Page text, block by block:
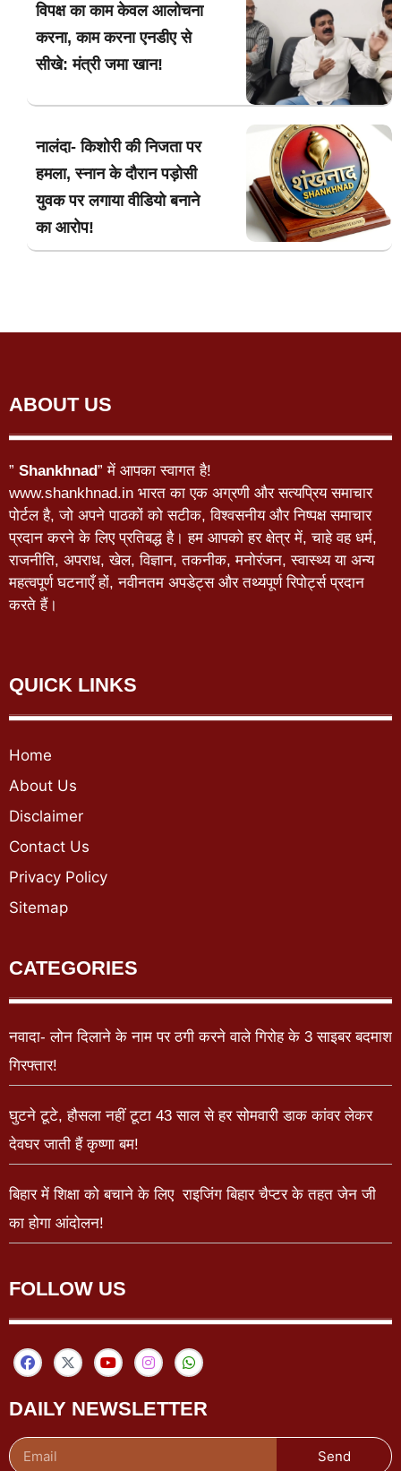
विपक्ष का काम केवल आलोचना
करना, काम करना एनडीए से
सीखे: मंत्री जमा खान!
नालंदा- किशोरी की निजता पर
हमला, स्नान के दौरान पड़ोसी
युवक पर लगाया वीडियो बनाने
का आरोप!
ABOUT US
” Shankhnad” में आपका स्वागत है!
www.shankhnad.in भारत का एक अग्रणी और सत्यप्रिय समाचार
पोर्टल है, जो अपने पाठकों को सटीक, विश्वसनीय और निष्पक्ष समाचार
प्रदान करने के लिए प्रतिबद्ध है। हम आपको हर क्षेत्र में, चाहे वह धर्म,
राजनीति, अपराध, खेल, विज्ञान, तकनीक, मनोरंजन, स्वास्थ्य या अन्य
महत्वपूर्ण घटनाएँ हों, नवीनतम अपडेट्स और तथ्यपूर्ण रिपोर्ट्स प्रदान
करते हैं।
QUICK LINKS
Home
About Us
Disclaimer
Contact Us
Privacy Policy
Sitemap
CATEGORIES
नवादा- लोन दिलाने के नाम पर ठगी करने वाले गिरोह के 3 साइबर बदमाश
गिरफ्तार!
घुटने टूटे, हौसला नहीं टूटा 43 साल से हर सोमवारी डाक कांवर लेकर
देवघर जाती हैं कृष्णा बम!
बिहार में शिक्षा को बचाने के लिए राइजिंग बिहार चैप्टर के तहत जेन जी
का होगा आंदोलन!
FOLLOW US
DAILY NEWSLETTER
Send